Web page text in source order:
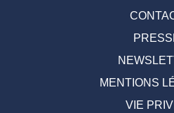
MENTIONS
VIE